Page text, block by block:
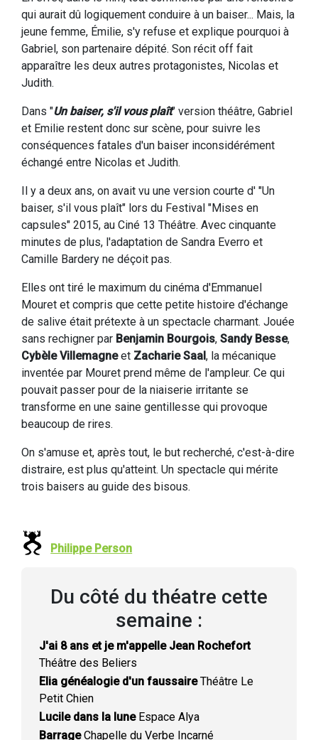
qui aurait dû logiquement conduire à un baiser... Mais, la
jeune femme, Émilie, s'y refuse et explique pourquoi à
Gabriel, son partenaire dépité. Son récit off fait
apparaître les deux autres protagonistes, Nicolas et
Judith.
Dans "Un baiser, s'il vous plaît" version théâtre, Gabriel
et Emilie restent donc sur scène, pour suivre les
conséquences fatales d'un baiser inconsidérément
échangé entre Nicolas et Judith.
Il y a deux ans, on avait vu une version courte d' "Un
baiser, s'il vous plaît" lors du Festival "Mises en
capsules" 2015, au Ciné 13 Théâtre. Avec cinquante
minutes de plus, l'adaptation de Sandra Everro et
Camille Bardery ne déçoit pas.
Elles ont tiré le maximum du cinéma d'Emmanuel
Mouret et compris que cette petite histoire d'échange
de salive était prétexte à un spectacle charmant. Jouée
sans rechigner par Benjamin Bourgois, Sandy Besse,
Cybèle Villemagneet Zacharie Saal, la mécanique
inventée par Mouret prend même de l'ampleur. Ce qui
pouvait passer pour de la niaiserie irritante se
transforme en une saine gentillesse qui provoque
beaucoup de rires.
On s'amuse et, après tout, le but recherché, c'est-à-dire
distraire, est plus qu'atteint. Un spectacle qui mérite
trois baisers au guide des bisous.
Philippe Person
Du côté du théatre cette
semaine :
J'ai 8 ans et je m'appelle Jean Rochefort
Théâtre des Beliers
Elia généalogie d'un faussaireThéâtre Le
Petit Chien
Lucile dans la luneEspace Alya
BarrageChapelle du Verbe Incarné